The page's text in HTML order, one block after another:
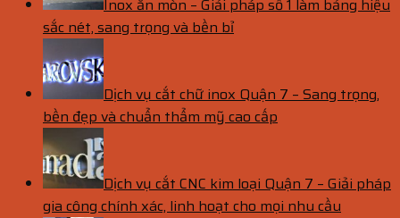
Inox ăn mòn – Giải pháp số 1 làm bảng hiệu
sắc nét, sang trọng và bền bỉ
Dịch vụ cắt chữ inox Quận 7 – Sang trọng,
bền đẹp và chuẩn thẩm mỹ cao cấp
Dịch vụ cắt CNC kim loại Quận 7 – Giải pháp
gia công chính xác, linh hoạt cho mọi nhu cầu